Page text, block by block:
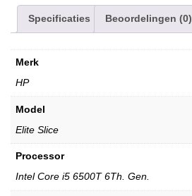
Specificaties Beoordelingen (0)
Merk
HP
Model
Elite Slice
Processor
Intel Core i5 6500T 6Th. Gen.